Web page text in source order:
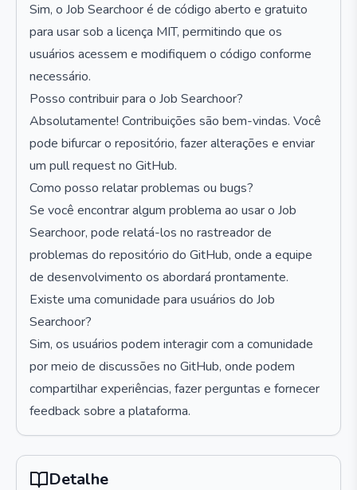
Sim, o Job Searchoor é de código aberto e gratuito
para usar sob a licença MIT, permitindo que os
usuários acessem e modifiquem o código conforme
necessário.
Posso contribuir para o Job Searchoor?
Absolutamente! Contribuições são bem-vindas. Você
pode bifurcar o repositório, fazer alterações e enviar
um pull request no GitHub.
Como posso relatar problemas ou bugs?
Se você encontrar algum problema ao usar o Job
Searchoor, pode relatá-los no rastreador de
problemas do repositório do GitHub, onde a equipe
de desenvolvimento os abordará prontamente.
Existe uma comunidade para usuários do Job
Searchoor?
Sim, os usuários podem interagir com a comunidade
por meio de discussões no GitHub, onde podem
compartilhar experiências, fazer perguntas e fornecer
feedback sobre a plataforma.
Detalhe